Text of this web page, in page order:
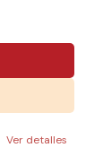
Ver detalles